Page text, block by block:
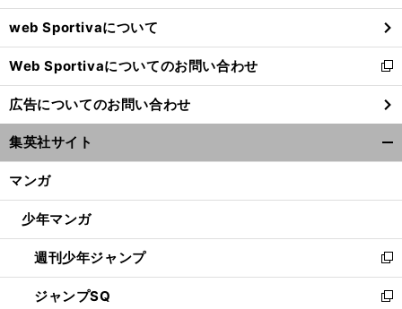
ウ
で
開
く
web Sportivaについて
Web Sportivaについてのお問い合わせ
新
し
い
ウ
ィ
ン
ウ
開
く
広告についてのお問い合わせ
集英社サイト
マンガ
少年マンガ
週刊少年ジャンプ
新
し
い
ジャンプSQ
新